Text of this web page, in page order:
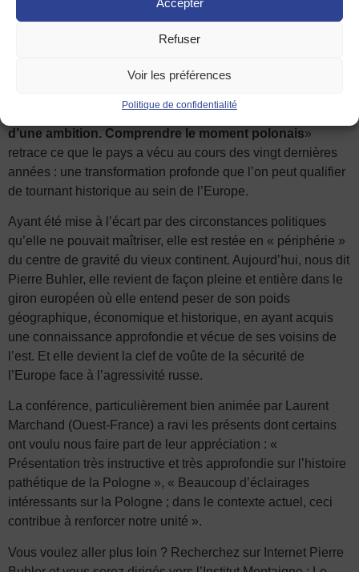
Accepter
Refuser
Voir les préférences
Politique de confidentialité
ministériel et Président de l’Institut Français. Il enseigne
aussi àSciences Po Paris– à Berlin et à Natolin (Pologne).
Et à la lumière de toutes ses expérience et activités, il a
dans des revues internationales ou des quotidiens.
Son dernier livre, paru cette année :«Pologne, histoire
d’une ambition. Comprendre le moment polonais»
retrace ce que le pays a vécu au cours des vingt dernières
années : une transformation profonde que l’on peut qualifier
de tournant historique au sein de l’Europe.
Ayant été mise à l’écart par des circonstances politiques
qu’elle ne pouvait maîtriser, elle est restée en « périphérie »
du centre de gravité du vieux continent. Aujourd’hui, nous dit
Pierre Buhler, elle revient de façon pleine et entière dans le
giron européen où elle entend peser de son poids
géographique, économique et historique, en ayant acquis
une connaissance approfondie et vécue de ses voisins de
l’est. Et elle devient la clef de voûte de la sécurité de
l’Europe face à l’agressivité russe.
La conférence, particulièrement bien animée par Laurent
Marchand (Ouest-France) a ravi les présents dont certains
ont voulu nous faire part de leur appréciation : «
Présentation très instructive et très approfondie sur l’histoire
pathétique de la Pologne », « Beaucoup d’éclairages
intéressants sur la Pologne ; dans le contexte actuel, ceci
contribue à renforcer notre unité ».
Vous voulez aller plus loin ? Recherchez sur Internet Pierre